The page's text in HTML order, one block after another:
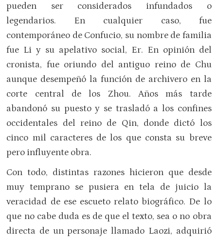
pueden ser considerados infundados o
legendarios. En cualquier caso, fue
contemporáneo de Confucio, su nombre de familia
fue Li y su apelativo social, Er. En opinión del
cronista, fue oriundo del antiguo reino de Chu
aunque desempeñó la función de archivero en la
corte central de los Zhou. Años más tarde
abandonó su puesto y se trasladó a los confines
occidentales del reino de Qin, donde dictó los
cinco mil caracteres de los que consta su breve
pero influyente obra.
Con todo, distintas razones hicieron que desde
muy temprano se pusiera en tela de juicio la
veracidad de ese escueto relato biográfico. De lo
que no cabe duda es de que el texto, sea o no obra
directa de un personaje llamado Laozi, adquirió